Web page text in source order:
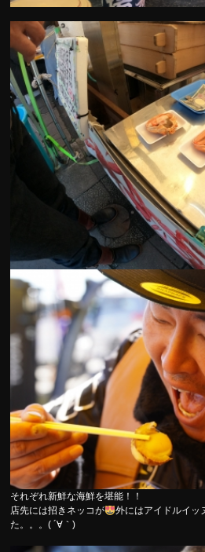
それぞれ新鮮な海鮮を堪能！！
店先には招きネッコが
外にはアイドルイッ
た。。。( ´∀｀)